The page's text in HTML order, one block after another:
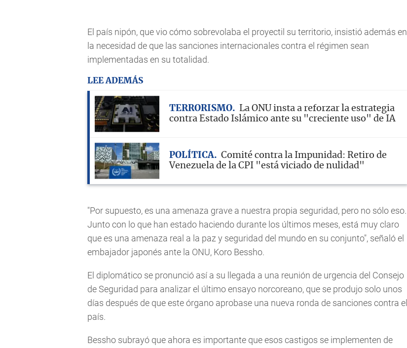
El país nipón, que vio cómo sobrevolaba el proyectil su territorio, insistió además en
la necesidad de que las sanciones internacionales contra el régimen sean
implementadas en su totalidad.
LEE ADEMÁS
TERRORISMO
La ONU insta a reforzar la estrategia
contra Estado Islámico ante su "creciente uso" de IA
POLÍTICA
Comité contra la Impunidad: Retiro de
Venezuela de la CPI "está viciado de nulidad"
"Por supuesto, es una amenaza grave a nuestra propia seguridad, pero no sólo eso.
Junto con lo que han estado haciendo durante los últimos meses, está muy claro
que es una amenaza real a la paz y seguridad del mundo en su conjunto", señaló el
embajador japonés ante la ONU, Koro Bessho.
El diplomático se pronunció así a su llegada a una reunión de urgencia del Consejo
de Seguridad para analizar el último ensayo norcoreano, que se produjo solo unos
días después de que este órgano aprobase una nueva ronda de sanciones contra el
país.
Bessho subrayó que ahora es importante que esos castigos se implementen de